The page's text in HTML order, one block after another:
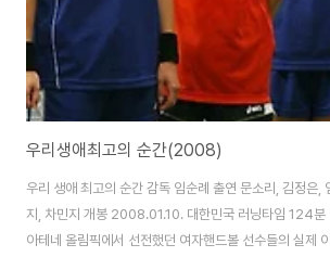
우리생애최고의 순간(2008)
우리 생애 최고의 순간 감독 임순례 출연 문소리, 김정은,
지, 차민지 개봉 2008.01.10. 대한민국 러닝타임 124
아테네 올림픽에서 선전했던 여자핸드볼 선수들의 실제